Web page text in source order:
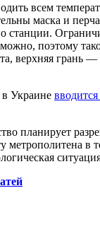
всем
маска и
станции.
поэтому
верхняя грань —
Украине
планирует
метрополитена в